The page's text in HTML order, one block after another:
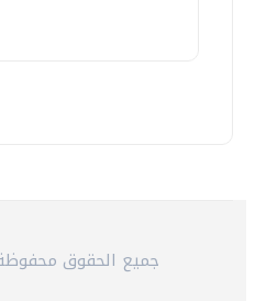
© 2026 جميع الحقوق